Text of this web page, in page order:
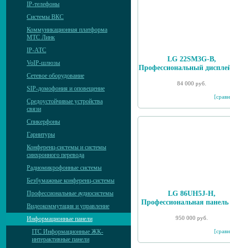
IP-телефоны
Системы ВКС
Коммуникационная платформа
МТС Линк
IP-АТС
VoIP-шлюзы
Сетевое оборудование
SIP-домофония и оповещение
Средоустойчивые устройства
связи
Спикерфоны
Гарнитуры
Конференц-системы и системы
синхронного перевода
Радиомикрофонные системы
Безбумажные конференц-системы
Профессиональные аудиосистемы
Видеокоммутация и управление
Информационные панели
ITC Информационные ЖК-
интерактивные панели
LG 22SM3G-B,
Профессиональный
84 000 руб.
LG 86UH5J-H,
Профессиональная
950 000 руб.